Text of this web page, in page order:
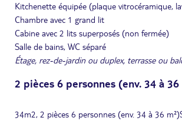
Kitchenette équipée (plaque vitrocéramique,
Chambre avec 1 grand lit
Cabine avec 2 lits superposés (non fermée)
Salle de bains, WC séparé
Étage, rez-de-jardin ou duplex, terrasse ou
2 pièces 6 personnes (env. 34 à 36
34m2, 2 pièces 6 personnes (env. 34 à 36